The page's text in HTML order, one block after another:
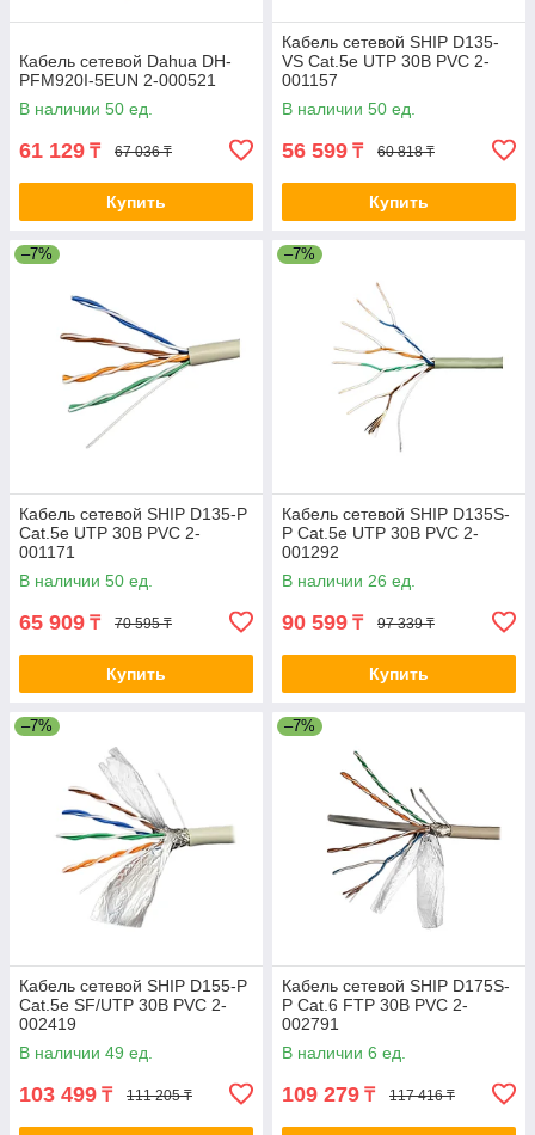
Кабель сетевой Dahua DH-
PFM920I-5EUN 2-000521
В наличии 50 ед.
61 129 ₸ 67 036 ₸
Купить
Кабель сетевой SHIP D135-
VS Cat.5e UTP 30В PVC 2-
001157
В наличии 50 ед.
56 599 ₸ 60 818 ₸
Купить
–7%
Кабель сетевой SHIP D135-P
Cat.5e UTP 30В PVC 2-
001171
В наличии 50 ед.
65 909 ₸ 70 595 ₸
Купить
–7%
Кабель сетевой SHIP D135S-
P Cat.5e UTP 30В PVC 2-
001292
В наличии 26 ед.
90 599 ₸ 97 339 ₸
Купить
–7%
Кабель сетевой SHIP D155-P
Cat.5e SF/UTP 30В PVC 2-
002419
В наличии 49 ед.
103 499 ₸ 111 205 ₸
–7%
Кабель сетевой SHIP D175S-
P Cat.6 FTP 30В PVC 2-
002791
В наличии 6 ед.
109 279 ₸ 117 416 ₸